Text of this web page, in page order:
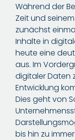
Während der
Zeit und
zunächst
Inhalte in
heute eine
aus. Im
digitaler Daten
Entwicklung
Dies geht von
bis hin zu